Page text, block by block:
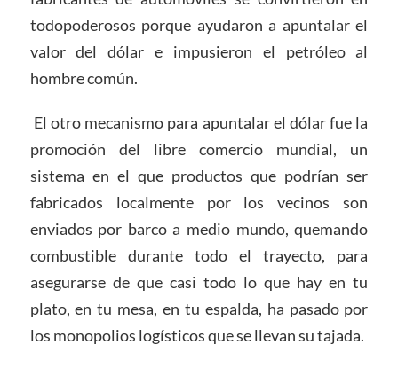
todopoderosos porque ayudaron a apuntalar el
valor del dólar e impusieron el petróleo al
hombre común.
El otro mecanismo para apuntalar el dólar fue la
promoción del libre comercio mundial, un
sistema en el que productos que podrían ser
fabricados localmente por los vecinos son
enviados por barco a medio mundo, quemando
combustible durante todo el trayecto, para
asegurarse de que casi todo lo que hay en tu
plato, en tu mesa, en tu espalda, ha pasado por
los monopolios logísticos que se llevan su tajada.